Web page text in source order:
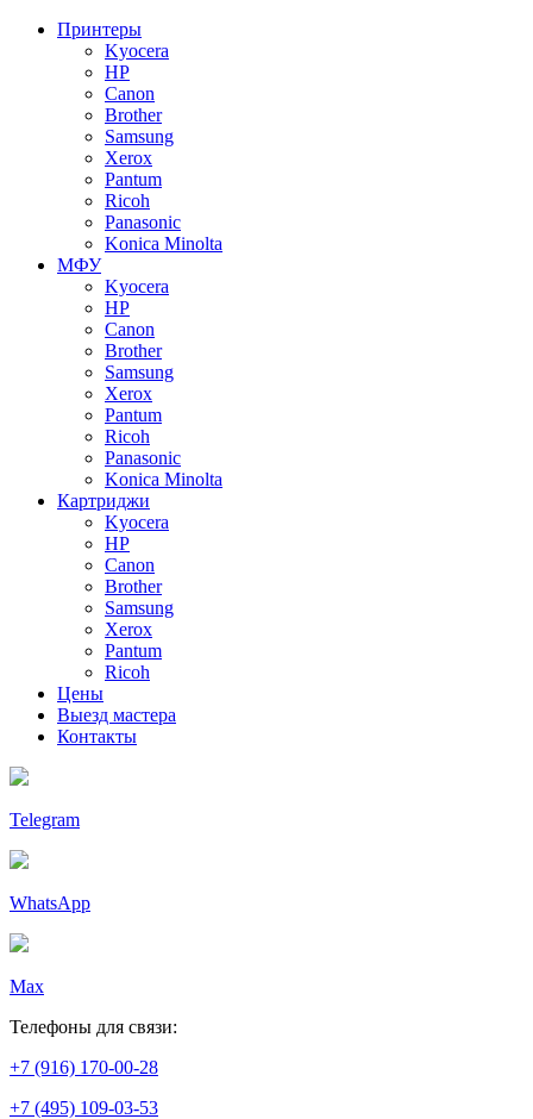
Принтеры
Kyocera
HP
Canon
Brother
Samsung
Xerox
Pantum
Ricoh
Panasonic
Konica Minolta
МФУ
Kyocera
HP
Canon
Brother
Samsung
Xerox
Pantum
Ricoh
Panasonic
Konica Minolta
Картриджи
Kyocera
HP
Canon
Brother
Samsung
Xerox
Pantum
Ricoh
Цены
Выезд мастера
Контакты
Telegram
WhatsApp
Max
Телефоны для связи:
+7 (916) 170-00-28
+7 (495) 109-03-53